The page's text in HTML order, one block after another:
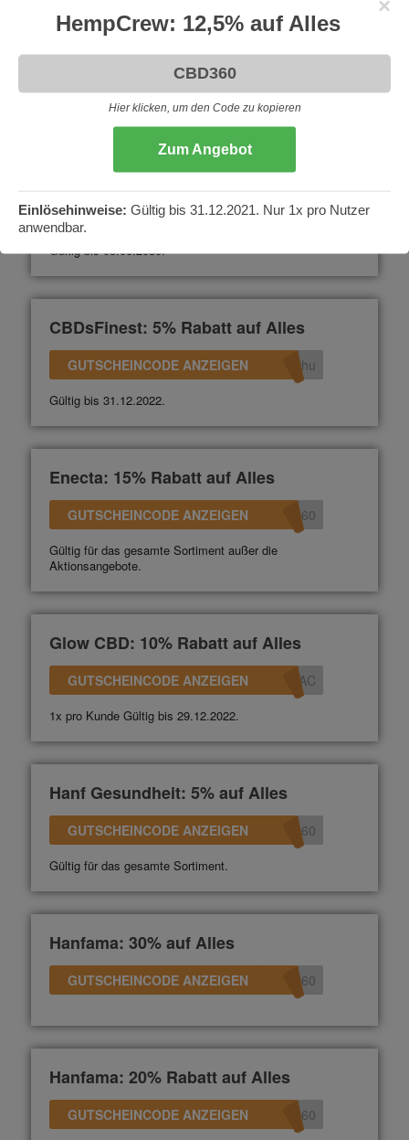
CBD Vital: 15% auf Alles
GUTSCHEINCODE ANZEIGEN
Nicht gültig auf die 2+1 Aktionen. Gültig bis 31.12.2023.
CBDNol: 10% Rabatt auf Alles
GUTSCHEINCODE ANZEIGEN L10
Gültig bis 05.06.2030.
CBDsFinest: 5% Rabatt auf Alles
GUTSCHEINCODE ANZEIGEN uhu
Gültig bis 31.12.2022.
Enecta: 15% Rabatt auf Alles
GUTSCHEINCODE ANZEIGEN 360
Gültig für das gesamte Sortiment außer die
Aktionsangebote.
Glow CBD: 10% Rabatt auf Alles
GUTSCHEINCODE ANZEIGEN 0AC
1x pro Kunde Gültig bis 29.12.2022.
Hanf Gesundheit: 5% auf Alles
GUTSCHEINCODE ANZEIGEN 360
Gültig für das gesamte Sortiment.
Hanfama: 30% auf Alles
GUTSCHEINCODE ANZEIGEN 360
Hanfama: 20% Rabatt auf Alles
GUTSCHEINCODE ANZEIGEN 360
×
HempCrew: 12,5% auf Alles
Hier klicken, um den Code zu kopieren
Zum Angebot
Einlösehinweise: Gültig bis 31.12.2021. Nur 1x pro Nutzer
anwendbar.